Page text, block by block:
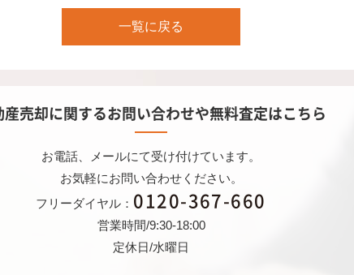
一覧に戻る
産売却に関するお問い合わせや無料査定はこちら
お電話、メールにて受け付けています。
お気軽にお問い合わせください。
フリーダイヤル： 0120-367-660
営業時間/9:30-18:00
定休日/水曜日